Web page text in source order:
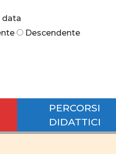
data
Descendente
PERCORSI
DIDATTICI